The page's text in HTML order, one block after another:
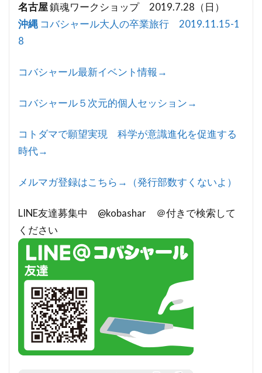
名古屋鎮魂ワークショップ 2019.7.28（日）
沖縄 コバシャール大人の卒業旅行 2019.11.15-1
8
コバシャール最新イベント情報→
コバシャール５次元的個人セッション→
コトダマで願望実現 科学が意識進化を促進する
時代→
メルマガ登録はこちら→（発行部数すくないよ）
LINE友達募集中 @kobashar ＠付きで検索して
ください